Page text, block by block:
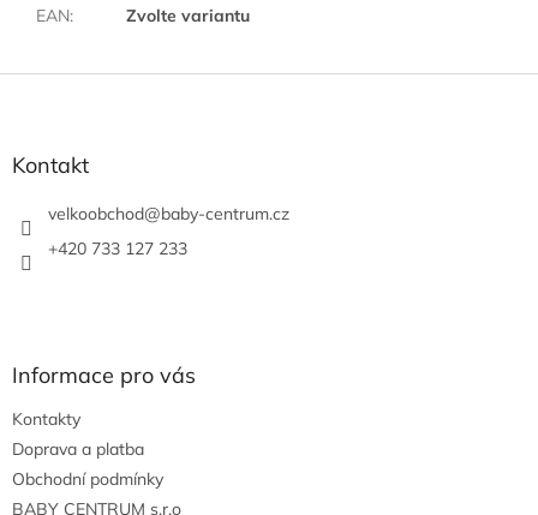
EAN: Zvolte variantu
Z
Kontakt
velkoobchod@baby-centrum.cz
+420 733 127 233
Informace pro vás
Kontakty
Doprava a platba
Obchodní podmínky
BABY CENTRUM s.r.o